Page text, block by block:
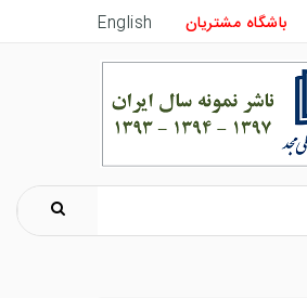
باشگاه مشتریان English